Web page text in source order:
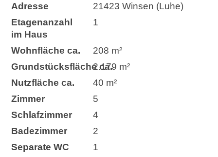
Adresse
21423 Winsen (Luhe)
Etagenanzahl
im Haus
1
Wohnfläche ca.
208 m²
Grund­stücks­fläche ca.
2.179 m²
Nutzfläche ca.
40 m²
Zimmer
5
Schlafzimmer
4
Badezimmer
2
Separate WC
1